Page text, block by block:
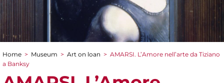
You are here
Home > Museum > Art on loan > AMARSI. L’Amore nell’arte da Tiziano
a Banksy